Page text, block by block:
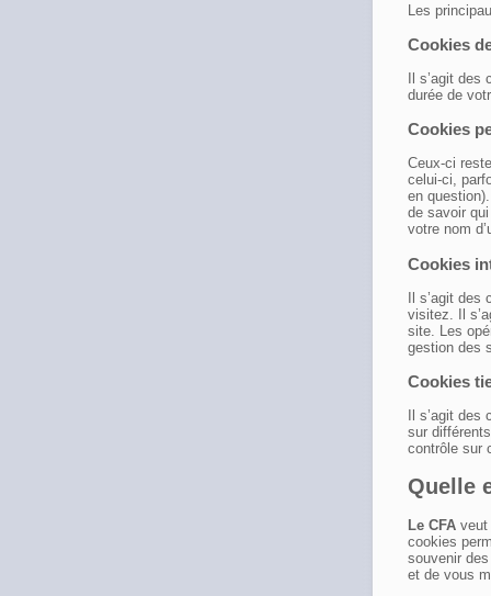
Les
Cookies
Il s’agit
durée de
Cookies
Ceux-ci
celui-ci,
en
de savoir
votre nom
Cookies
Il s’agit des
visitez. Il
site. Les
gestion des
Cookies
Il s’agit
sur
contrôle sur
Quelle
Le CFA veut
cookies
souvenir
et de vous